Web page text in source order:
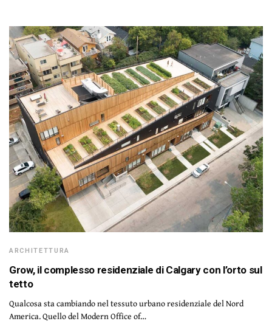
ARCHITETTURA
Grow, il complesso residenziale di Calgary con l’orto sul
tetto
Qualcosa sta cambiando nel tessuto urbano residenziale del Nord
America. Quello del Modern Office of…